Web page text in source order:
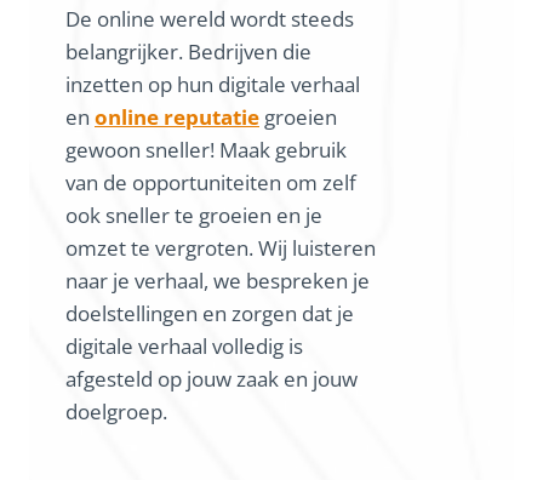
De online wereld wordt steeds
belangrijker. Bedrijven die
inzetten op hun digitale verhaal
en online reputatie groeien
gewoon sneller! Maak gebruik
van de opportuniteiten om zelf
ook sneller te groeien en je
omzet te vergroten. Wij luisteren
naar je verhaal, we bespreken je
doelstellingen en zorgen dat je
digitale verhaal volledig is
afgesteld op jouw zaak en jouw
doelgroep.